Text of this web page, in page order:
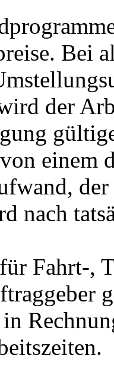
Bei
der
einem
nach
Fahrt-,